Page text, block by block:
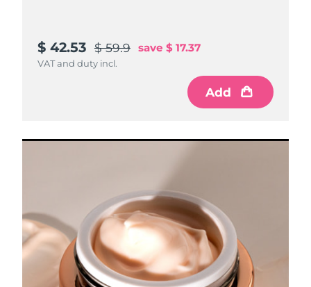
$ 42.53 $ 59.9 save $ 17.37
VAT and duty incl.
Add